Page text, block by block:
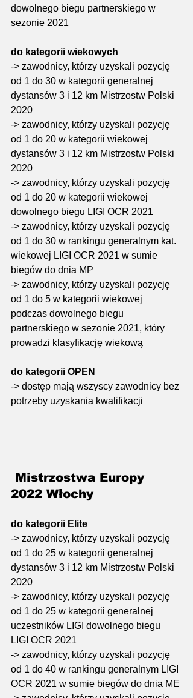
dowolnego biegu partnerskiego w
sezonie 2021
do kategorii wiekowych
-> zawodnicy, którzy uzyskali pozycję
od 1 do 30 w kategorii generalnej
dystansów 3 i 12 km Mistrzostw Polski
2020
-> zawodnicy, którzy uzyskali pozycję
od 1 do 20 w kategorii wiekowej
dystansów 3 i 12 km Mistrzostw Polski
2020
-> zawodnicy, którzy uzyskali pozycję
od 1 do 20 w kategorii wiekowej
dowolnego biegu LIGI OCR 2021
-> zawodnicy, którzy uzyskali pozycję
od 1 do 30 w rankingu generalnym kat.
wiekowej LIGI OCR 2021 w sumie
biegów do dnia MP
-> zawodnicy, którzy uzyskali pozycję
od 1 do 5 w kategorii wiekowej
podczas dowolnego biegu
partnerskiego w sezonie 2021, który
prowadzi klasyfikację wiekową
do kategorii OPEN
-> dostęp mają wszyscy zawodnicy bez
potrzeby uzyskania kwalifikacji
2022 Włochy
do kategorii Elite
-> zawodnicy, którzy uzyskali pozycję
od 1 do 25 w kategorii generalnej
dystansów 3 i 12 km Mistrzostw Polski
2020
-> zawodnicy, którzy uzyskali pozycję
od 1 do 25 w kategorii generalnej
uczestników LIGI dowolnego biegu
LIGI OCR 2021
-> zawodnicy, którzy uzyskali pozycję
od 1 do 40 w rankingu generalnym LIGI
OCR 2021 w sumie biegów do dnia ME